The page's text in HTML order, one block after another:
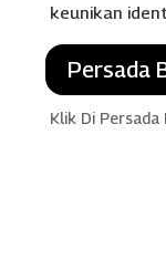
keunikan
Persada
Klik Di